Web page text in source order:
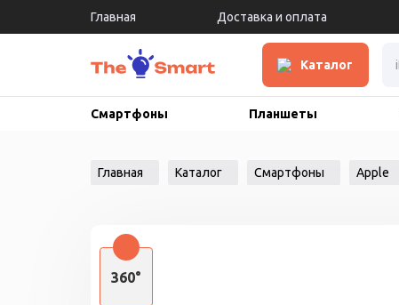
Главная Доставка и оплата
Каталог
Смартфоны Планшеты
Главная Каталог Смартфоны Apple
360°